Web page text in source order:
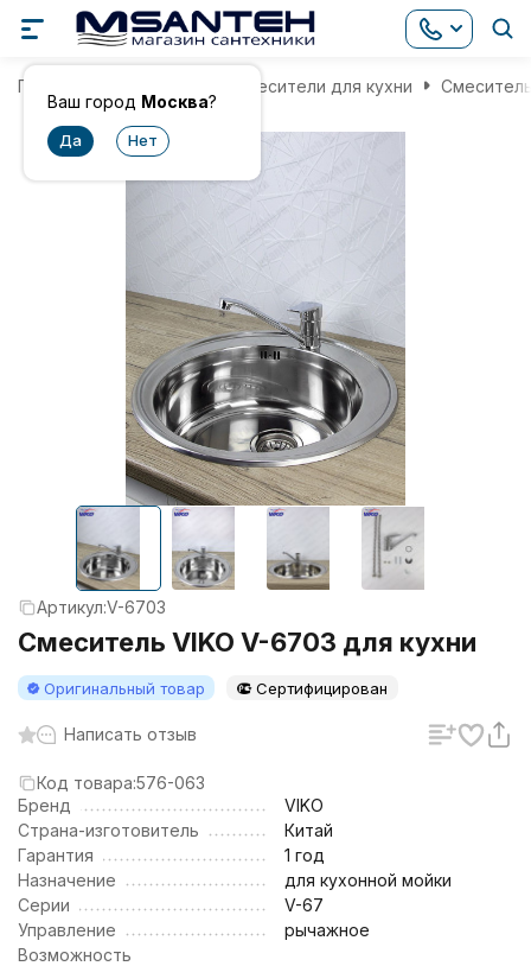
Ваш город Москва?
Главная Смесители для кухни
Артикул:V-6703
Смеситель VIKO V-6703 для кухни
Оригинальный товар Сертифицирован
Написать отзыв
Код товара:576-063
Бренд
VIKO
Страна-изготовитель
Китай
Гарантия
1 год
Назначение
для кухонной мойки
Серии
V-67
Управление
рычажное
Возможность